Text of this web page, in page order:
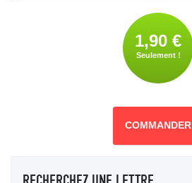
1,90 €
Seulement !
COMMANDER